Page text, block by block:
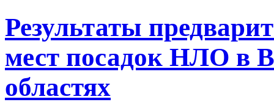
Результаты
мест посадок НЛО в
областях